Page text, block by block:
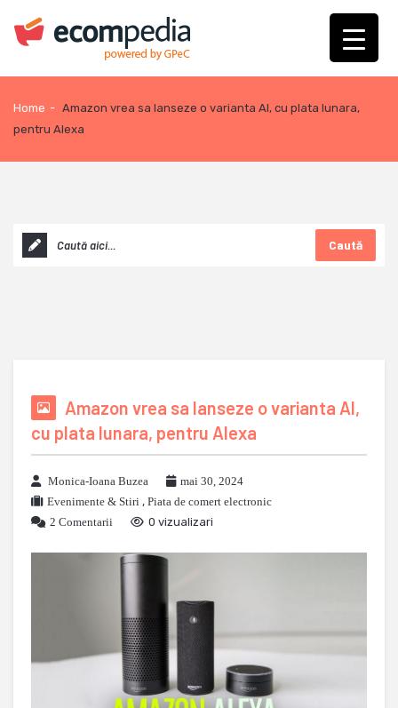
Home - Amazon vrea sa lanseze o varianta AI, cu plata lunara,
pentru Alexa
Caută
Amazon vrea sa lanseze o varianta AI,
cu plata lunara, pentru Alexa
Monica-Ioana Buzea
mai 30, 2024
Evenimente & Stiri , Piata de comert electronic
2 Comentarii
0 vizualizari